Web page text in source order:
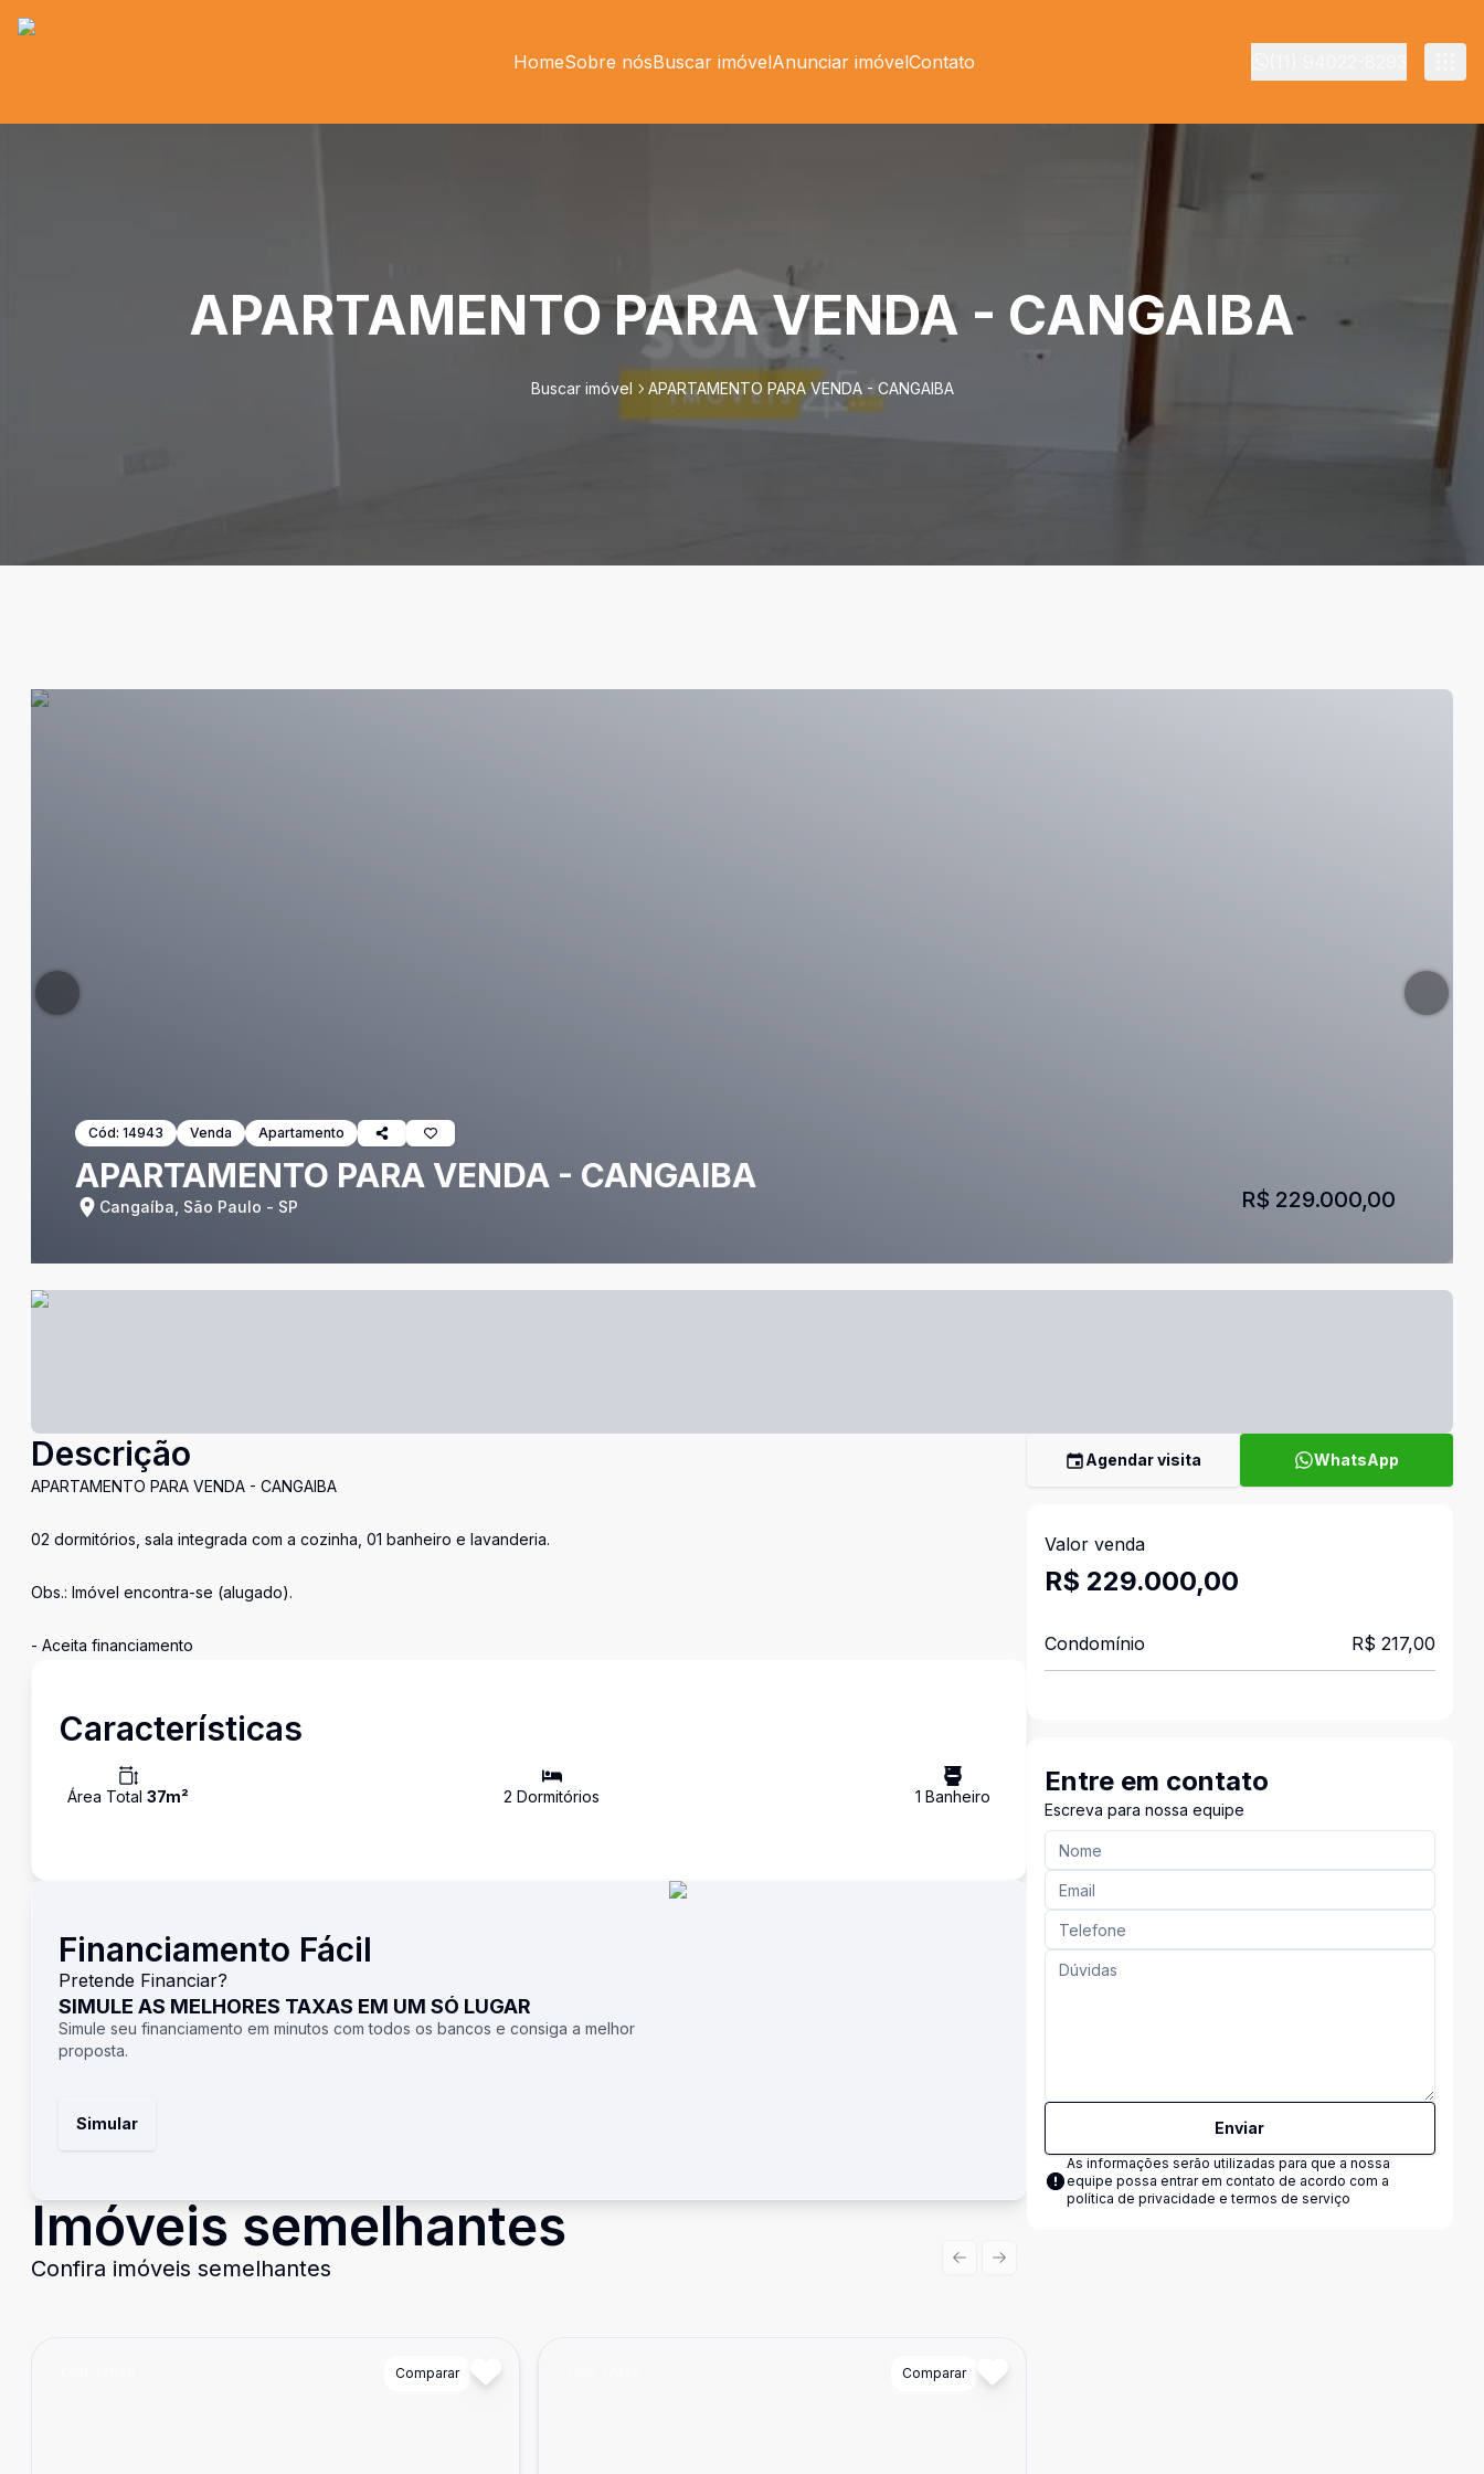
HomeSobre nósBuscar imóvelAnunciar imóvelContato
APARTAMENTO PARA VENDA - CANGAIBA
Buscar imóvel APARTAMENTO PARA VENDA - CANGAIBA
Cód: 14943 Venda Apartamento
APARTAMENTO PARA VENDA - CANGAIBA
Cangaíba, São Paulo - SP R$ 229.000,00
Descrição
APARTAMENTO PARA VENDA - CANGAIBA
02 dormitórios, sala integrada com a cozinha, 01 banheiro e lavanderia.
Obs.: Imóvel encontra-se (alugado).
- Aceita financiamento
Características
Área Total 37m² 2 Dormitórios 1 Banheiro
Financiamento Fácil
Pretende Financiar?
SIMULE AS MELHORES TAXAS EM UM SÓ LUGAR
Simule seu financiamento em minutos com todos os bancos e consiga a melhor
proposta.
Simular
Imóveis semelhantes
Confira imóveis semelhantes
Comparar Comparar
Previous slide
Next slide
Agendar visita WhatsApp
Valor venda
R$ 229.000,00
Condomínio R$ 217,00
Entre em contato
Escreva para nossa equipe
Enviar
As informações serão utilizadas para que a nossa
equipe possa entrar em contato de acordo com a
política de privacidade e termos de serviço